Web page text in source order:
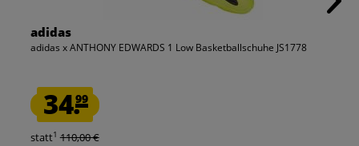
adidas
adidas x ANTHONY EDWARDS 1 Low Basketballschuhe JS1778
34.99
statt1 110,00 €